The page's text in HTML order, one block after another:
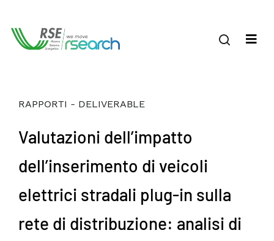
RAPPORTI - DELIVERABLE
Valutazioni dell’impatto
dell’inserimento di veicoli
elettrici stradali plug-in sulla
rete di distribuzione: analisi di